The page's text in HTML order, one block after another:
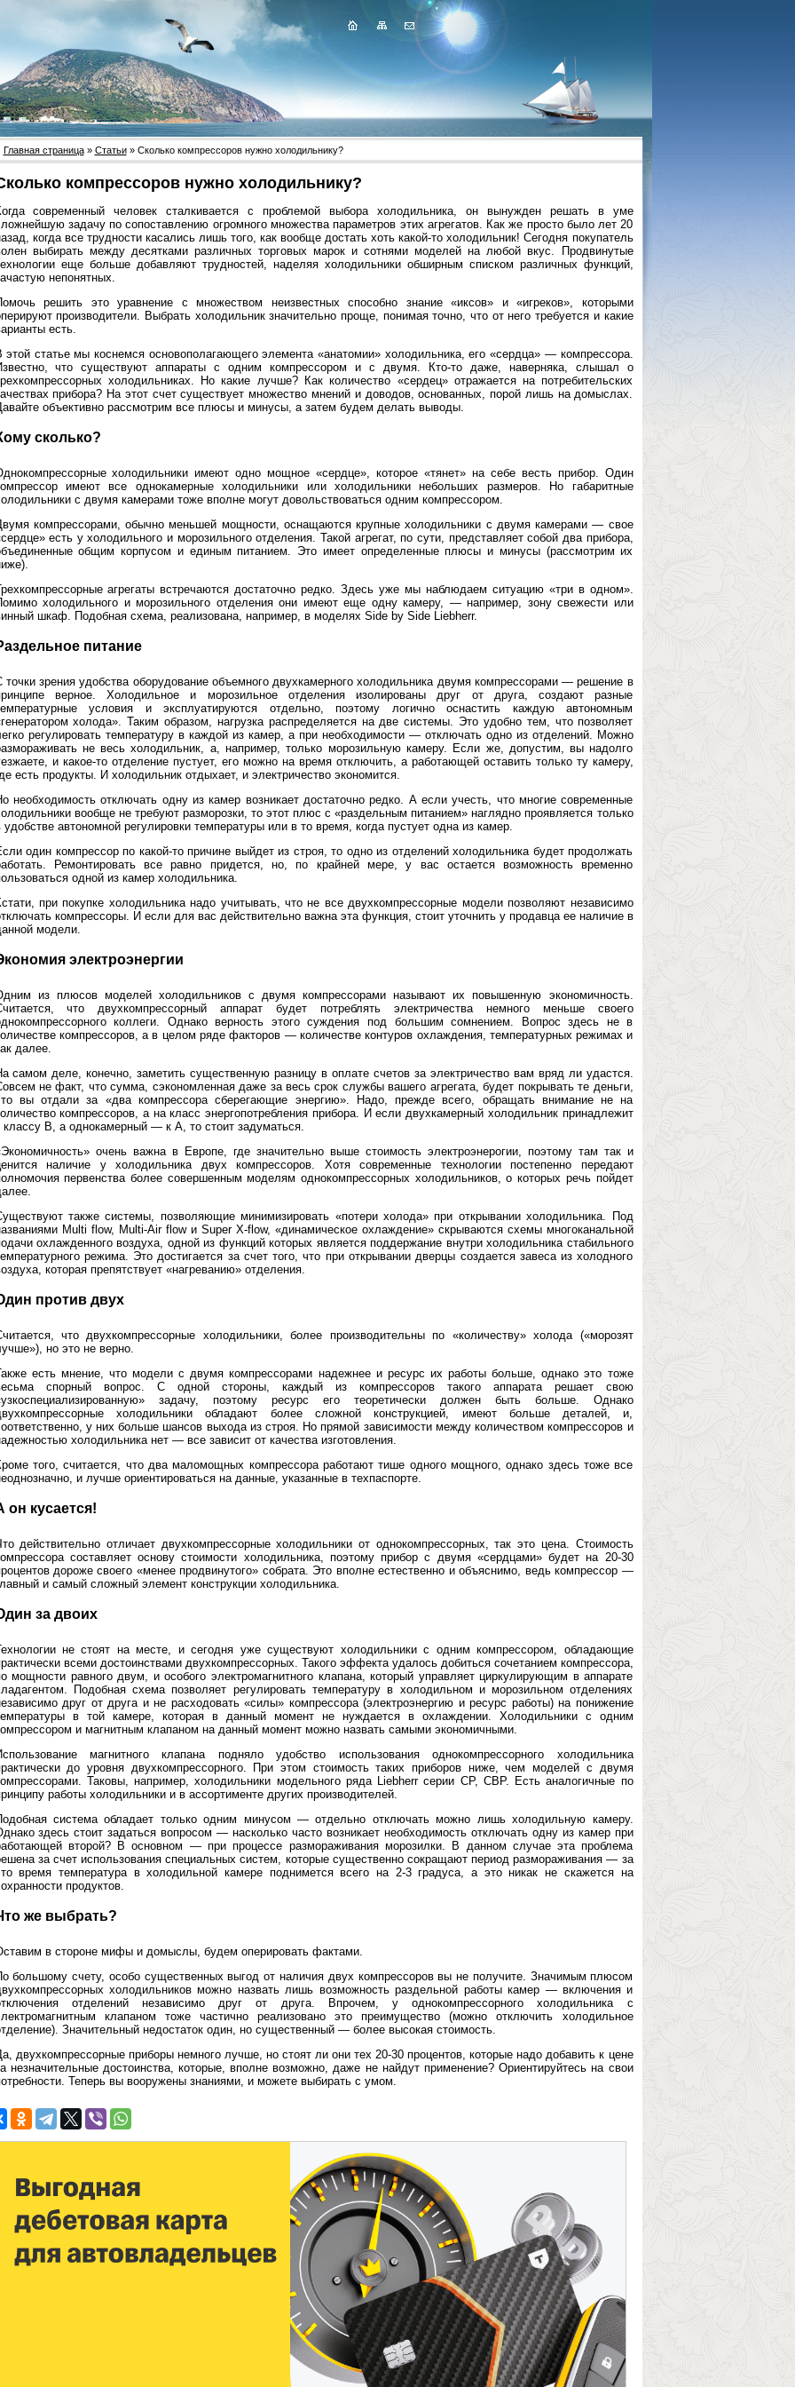
Главная страница» Статьи» Сколько компрессоров нужно холодильнику?
компрессоров нужно холодильнику?
современный человек сталкивается с проблемой выбора холодильника, он вынужден решать в уме
задачу по сопоставлению огромного множества параметров этих агрегатов. Как же просто было лет 20
когда все трудности касались лишь того, как вообще достать хоть какой-то холодильник! Сегодня покупатель
выбирать между десятками различных торговых марок и сотнями моделей на любой вкус. Продвинутые
еще больше добавляют трудностей, наделяя холодильники обширным списком различных функций,
непонятных.
решить это уравнение с множеством неизвестных способно знание «иксов» и «игреков», которыми
производители. Выбрать холодильник значительно проще, понимая точно, что от него требуется и какие
есть.
этой статье мы коснемся основополагающего элемента «анатомии» холодильника, его «сердца» — компрессора.
что существуют аппараты с одним компрессором и с двумя. Кто-то даже, наверняка, слышал о
холодильниках. Но какие лучше? Как количество «сердец» отражается на потребительских
прибора? На этот счет существует множество мнений и доводов, основанных, порой лишь на домыслах.
объективно рассмотрим все плюсы и минусы, а затем будем делать выводы.
сколько?
холодильники имеют одно мощное «сердце», которое «тянет» на себе весть прибор. Один
имеют все однокамерные холодильники или холодильники небольших размеров. Но габаритные
с двумя камерами тоже вполне могут довольствоваться одним компрессором.
компрессорами, обычно меньшей мощности, оснащаются крупные холодильники с двумя камерами — свое
есть у холодильного и морозильного отделения. Такой агрегат, по сути, представляет собой два прибора,
общим корпусом и единым питанием. Это имеет определенные плюсы и минусы (рассмотрим их
агрегаты встречаются достаточно редко. Здесь уже мы наблюдаем ситуацию «три в одном».
холодильного и морозильного отделения они имеют еще одну камеру, — например, зону свежести или
шкаф. Подобная схема, реализована, например, в моделях Side by Side Liebherr.
питание
точки зрения удобства оборудование объемного двухкамерного холодильника двумя компрессорами — решение в
верное. Холодильное и морозильное отделения изолированы друг от друга, создают разные
условия и эксплуатируются отдельно, поэтому логично оснастить каждую автономным
холода». Таким образом, нагрузка распределяется на две системы. Это удобно тем, что позволяет
регулировать температуру в каждой из камер, а при необходимости — отключать одно из отделений. Можно
не весь холодильник, а, например, только морозильную камеру. Если же, допустим, вы надолго
и какое-то отделение пустует, его можно на время отключить, а работающей оставить только ту камеру,
есть продукты. И холодильник отдыхает, и электричество экономится.
необходимость отключать одну из камер возникает достаточно редко. А если учесть, что многие современные
вообще не требуют разморозки, то этот плюс с «раздельным питанием» наглядно проявляется только
удобстве автономной регулировки температуры или в то время, когда пустует одна из камер.
один компрессор по какой-то причине выйдет из строя, то одно из отделений холодильника будет продолжать
Ремонтировать все равно придется, но, по крайней мере, у вас остается возможность временно
одной из камер холодильника.
при покупке холодильника надо учитывать, что не все двухкомпрессорные модели позволяют независимо
компрессоры. И если для вас действительно важна эта функция, стоит уточнить у продавца ее наличие в
модели.
электроэнергии
из плюсов моделей холодильников с двумя компрессорами называют их повышенную экономичность.
что двухкомпрессорный аппарат будет потреблять электричества немного меньше своего
коллеги. Однако верность этого суждения под большим сомнением. Вопрос здесь не в
компрессоров, а в целом ряде факторов — количестве контуров охлаждения, температурных режимах и
далее.
самом деле, конечно, заметить существенную разницу в оплате счетов за электричество вам вряд ли удастся.
не факт, что сумма, сэкономленная даже за весь срок службы вашего агрегата, будет покрывать те деньги,
вы отдали за «два компрессора сберегающие энергию». Надо, прежде всего, обращать внимание не на
компрессоров, а на класс энергопотребления прибора. И если двухкамерный холодильник принадлежит
классу B, а однокамерный — к А, то стоит задуматься.
очень важна в Европе, где значительно выше стоимость электроэнерогии, поэтому там так и
наличие у холодильника двух компрессоров. Хотя современные технологии постепенно передают
первенства более совершенным моделям однокомпрессорных холодильников, о которых речь пойдет
также системы, позволяющие минимизировать «потери холода» при открывании холодильника. Под
Multi flow, Multi-Air flow и Super X-flow, «динамическое охлаждение» скрываются схемы многоканальной
охлажденного воздуха, одной из функций которых является поддержание внутри холодильника стабильного
режима. Это достигается за счет того, что при открывании дверцы создается завеса из холодного
которая препятствует «нагреванию» отделения.
против двух
что двухкомпрессорные холодильники, более производительны по «количеству» холода («морозят
но это не верно.
есть мнение, что модели с двумя компрессорами надежнее и ресурс их работы больше, однако это тоже
спорный вопрос. С одной стороны, каждый из компрессоров такого аппарата решает свою
задачу, поэтому ресурс его теоретически должен быть больше. Однако
холодильники обладают более сложной конструкцией, имеют больше деталей, и,
у них больше шансов выхода из строя. Но прямой зависимости между количеством компрессоров и
холодильника нет — все зависит от качества изготовления.
того, считается, что два маломощных компрессора работают тише одного мощного, однако здесь тоже все
и лучше ориентироваться на данные, указанные в техпаспорте.
он кусается!
действительно отличает двухкомпрессорные холодильники от однокомпрессорных, так это цена. Стоимость
составляет основу стоимости холодильника, поэтому прибор с двумя «сердцами» будет на 20-30
дороже своего «менее продвинутого» собрата. Это вполне естественно и объяснимо, ведь компрессор —
и самый сложный элемент конструкции холодильника.
за двоих
не стоят на месте, и сегодня уже существуют холодильники с одним компрессором, обладающие
всеми достоинствами двухкомпрессорных. Такого эффекта удалось добиться сочетанием компрессора,
мощности равного двум, и особого электромагнитного клапана, который управляет циркулирующим в аппарате
Подобная схема позволяет регулировать температуру в холодильном и морозильном отделениях
друг от друга и не расходовать «силы» компрессора (электроэнергию и ресурс работы) на понижение
в той камере, которая в данный момент не нуждается в охлаждении. Холодильники с одним
и магнитным клапаном на данный момент можно назвать самыми экономичными.
магнитного клапана подняло удобство использования однокомпрессорного холодильника
до уровня двухкомпрессорного. При этом стоимость таких приборов ниже, чем моделей с двумя
Таковы, например, холодильники модельного ряда Liebherr серии CP, CBP. Есть аналогичные по
работы холодильники и в ассортименте других производителей.
система обладает только одним минусом — отдельно отключать можно лишь холодильную камеру.
здесь стоит задаться вопросом — насколько часто возникает необходимость отключать одну из камер при
второй? В основном — при процессе размораживания морозилки. В данном случае эта проблема
за счет использования специальных систем, которые существенно сокращают период размораживания — за
время температура в холодильной камере поднимется всего на 2-3 градуса, а это никак не скажется на
продуктов.
же выбрать?
в стороне мифы и домыслы, будем оперировать фактами.
большому счету, особо существенных выгод от наличия двух компрессоров вы не получите. Значимым плюсом
холодильников можно назвать лишь возможность раздельной работы камер — включения и
отделений независимо друг от друга. Впрочем, у однокомпрессорного холодильника с
клапаном тоже частично реализовано это преимущество (можно отключить холодильное
Значительный недостаток один, но существенный — более высокая стоимость.
двухкомпрессорные приборы немного лучше, но стоят ли они тех 20-30 процентов, которые надо добавить к цене
незначительные достоинства, которые, вполне возможно, даже не найдут применение? Ориентируйтесь на свои
Теперь вы вооружены знаниями, и можете выбирать с умом.